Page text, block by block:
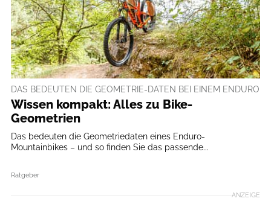
DAS BEDEUTEN DIE GEOMETRIE-DATEN BEI EINEM ENDURO
Wissen kompakt: Alles zu Bike-
Geometrien
Das bedeuten die Geometriedaten eines Enduro-
Mountainbikes – und so finden Sie das passende...
Ratgeber
ANZEIGE